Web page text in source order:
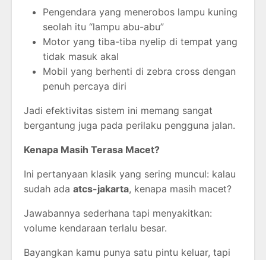
Pengendara yang menerobos lampu kuning
seolah itu “lampu abu-abu”
Motor yang tiba-tiba nyelip di tempat yang
tidak masuk akal
Mobil yang berhenti di zebra cross dengan
penuh percaya diri
Jadi efektivitas sistem ini memang sangat
bergantung juga pada perilaku pengguna jalan.
Kenapa Masih Terasa Macet?
Ini pertanyaan klasik yang sering muncul: kalau
sudah ada atcs-jakarta, kenapa masih macet?
Jawabannya sederhana tapi menyakitkan:
volume kendaraan terlalu besar.
Bayangkan kamu punya satu pintu keluar, tapi